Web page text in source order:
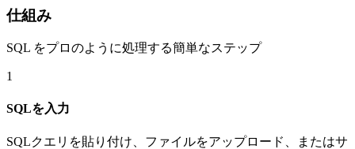
仕組み
SQL をプロのように処理する簡単なステップ
1
SQLを入力
SQLクエリを貼り付け、ファイルをアップロード、またはサ